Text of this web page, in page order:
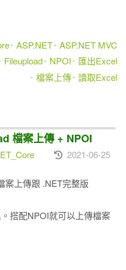
ASP.NET ASP.NET MVC
Fileupload NPOI
匯出Excel
檔案上傳 讀取Excel
檔案上傳 + NPOI
2021-06-25
案上傳跟 .NET完整版
搭配NPOI就可以上傳檔案